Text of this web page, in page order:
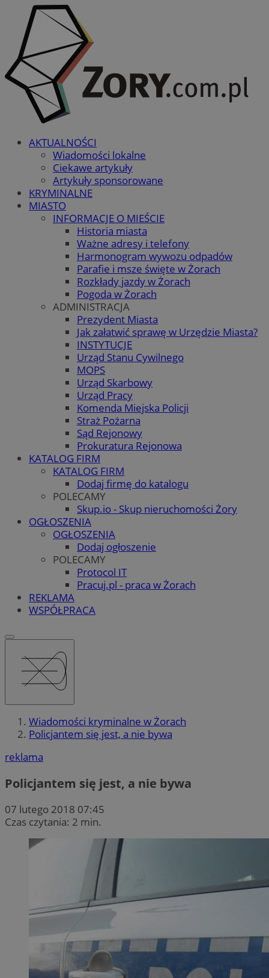
AKTUALNOŚCI
Wiadomości lokalne
Ciekawe artykuły
Artykuły sponsorowane
KRYMINALNE
MIASTO
INFORMACJE O MIEŚCIE
Historia miasta
Ważne adresy i telefony
Harmonogram wywozu odpadów
Parafie i msze święte w Żorach
Rozkłady jazdy w Żorach
Pogoda w Żorach
ADMINISTRACJA
Prezydent Miasta
Jak załatwić sprawę w Urzędzie Miasta?
INSTYTUCJE
Urząd Stanu Cywilnego
MOPS
Urząd Skarbowy
Urząd Pracy
Komenda Miejska Policji
Straż Pożarna
Sąd Rejonowy
Prokuratura Rejonowa
KATALOG FIRM
KATALOG FIRM
Dodaj firmę do katalogu
POLECAMY
Skup.io - Skup nieruchomości Żory
OGŁOSZENIA
OGŁOSZENIA
Dodaj ogłoszenie
POLECAMY
Protocol IT
Pracuj.pl - praca w Żorach
REKLAMA
WSPÓŁPRACA
Wiadomości kryminalne w Żorach
Policjantem się jest, a nie bywa
reklama
Policjantem się jest, a nie bywa
07 lutego 2018 07:45
Czas czytania: 2 min.